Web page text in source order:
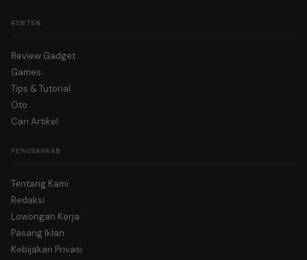
KONTEN
Review Gadget
Games
Tips & Tutorial
Oto
Cari Artikel
PERUSAHAAN
Tentang Kami
Redaksi
Lowongan Kerja
Pasang Iklan
Kebijakan Privasi